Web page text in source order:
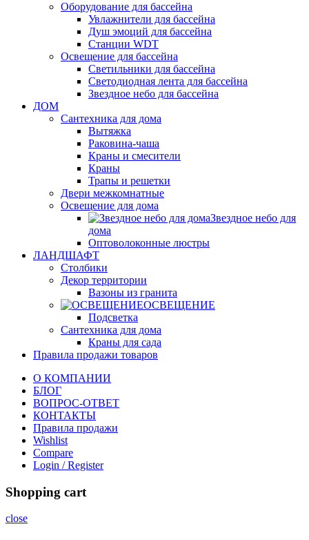
Оборудование для бассейна
Увлажнители для бассейна
Душ эмоций для бассейна
Станции WDT
Освещение для бассейна
Светильники для бассейна
Светодиодная лента для бассейна
Звездное небо для бассейна
ДОМ
Сантехника для дома
Вытяжка
Раковина-чаша
Краны и смесители
Краны
Трапы и решетки
Двери межкомнатные
Освещение для дома
Звездное небо для
дома
Оптоволоконные люстры
ЛАНДШАФТ
Столбики
Декор территории
Вазоны из гранита
ОСВЕЩЕНИЕ
Подсветка
Сантехника для дома
Краны для сада
Правила продажи товаров
О КОМПАНИИ
БЛОГ
ВОПРОС-ОТВЕТ
КОНТАКТЫ
Правила продажи
Wishlist
Compare
Login / Register
Shopping cart
close